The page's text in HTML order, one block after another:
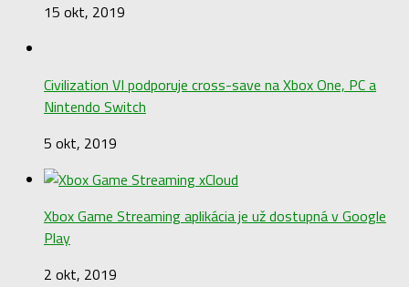
15 okt, 2019
Civilization VI podporuje cross-save na Xbox One, PC a
Nintendo Switch
5 okt, 2019
Xbox Game Streaming aplikácia je už dostupná v Google
Play
2 okt, 2019